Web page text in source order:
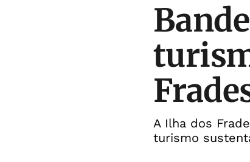
A Ilha dos
turismo